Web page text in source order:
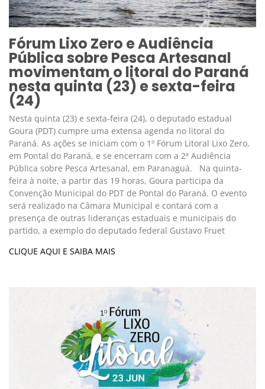
Fórum Lixo Zero e Audiência
Pública sobre Pesca Artesanal
movimentam o litoral do Paraná
nesta quinta (23) e sexta-feira
(24)
Nesta quinta (23) e sexta-feira (24), o deputado estadual
Goura (PDT) cumpre uma extensa agenda no litoral do
Paraná. As ações se iniciam com o 1º Fórum Litoral Lixo Zero,
em Pontal do Paraná, e se encerram com a 2ª Audiência
Pública sobre Pesca Artesanal, em Paranaguá. Na quinta-
feira à noite, a partir das 19 horas, Goura participa da
Convenção Municipal do PDT de Pontal do Paraná. O evento
será realizado na Câmara Municipal e contará com a
presença de outras lideranças estaduais e municipais do
partido, a exemplo do deputado federal Gustavo Fruet
CLIQUE AQUI E SAIBA MAIS